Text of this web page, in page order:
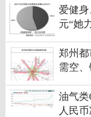
爱健
元“她
郑州
需空
油气
人民